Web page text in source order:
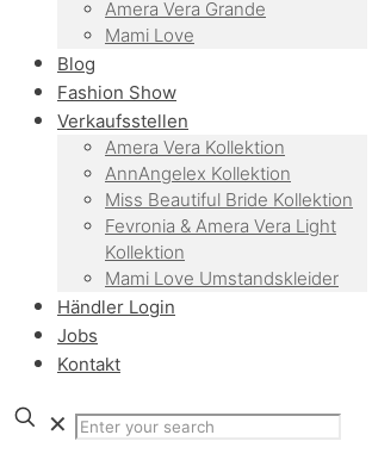
Amera Vera Grande
Mami Love
Blog
Fashion Show
Verkaufsstellen
Amera Vera Kollektion
AnnAngelex Kollektion
Miss Beautiful Bride Kollektion
Fevronia & Amera Vera Light
Kollektion
Mami Love Umstandskleider
Händler Login
Jobs
Kontakt
✕